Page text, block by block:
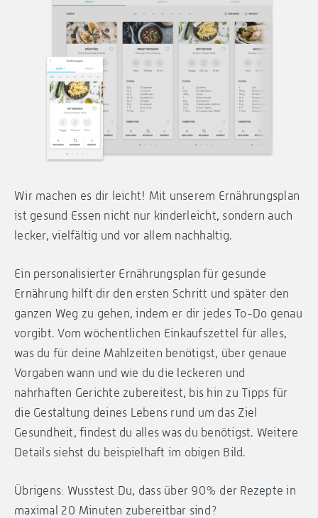
Wir machen es dir leicht! Mit unserem Ernährungsplan
ist gesund Essen nicht nur kinderleicht, sondern auch
lecker, vielfältig und vor allem nachhaltig.
Ein personalisierter Ernährungsplan für gesunde
Ernährung hilft dir den ersten Schritt und später den
ganzen Weg zu gehen, indem er dir jedes To-Do genau
vorgibt. Vom wöchentlichen Einkaufszettel für alles,
was du für deine Mahlzeiten benötigst, über genaue
Vorgaben wann und wie du die leckeren und
nahrhaften Gerichte zubereitest, bis hin zu Tipps für
die Gestaltung deines Lebens rund um das Ziel
Gesundheit, findest du alles was du benötigst. Weitere
Details siehst du beispielhaft im obigen Bild.
Übrigens: Wusstest Du, dass über 90% der Rezepte in
maximal 20 Minuten zubereitbar sind?